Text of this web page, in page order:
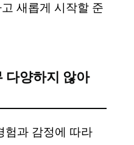
새롭게 시작할 준
다양하지 않아
험과 감정에 따라